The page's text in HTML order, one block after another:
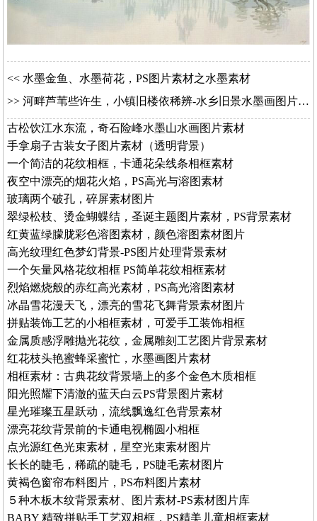
<< 水墨金鱼、水墨荷花，PS图片素材之水墨素材
>> 河畔芦苇些许生，小镇旧楼依稀辨-水乡旧景水墨画图片素材
古松饮江水东流，奇石险峰水墨山水画图片素材
手拿扇子古装女子图片素材（透明背景）
一个简洁的花纹相框，卡通花朵线条相框素材
夜空中漂亮的烟花火焰，PS高光与溶图素材
玻璃两个破孔，碎屏素材图片
翠绿松枝、烫金蝴蝶结，圣诞主题图片素材，PS背景素材
红黄蓝绿朦胧彩色溶图素材，颜色溶图素材图片
高光纹理红色梦幻背景-PS图片处理背景素材
一个矢量风格花纹相框 PS简单花纹相框素材
烈焰燃烧般的赤红高光素材，PS高光溶图素材
冰晶雪花漫天飞，漂亮的雪花飞舞背景素材图片
拼贴装饰工艺的小相框素材，可爱手工装饰相框
金属质感浮雕抛光花纹，金属雕刻工艺图片背景素材
红花枝头艳蜜蜂采蜜忙，水墨画图片素材
相框素材：古典花纹背景墙上的多个金色木质相框
阳光照耀下清澈的蓝天白云PS背景图片素材
星光璀璨五星跃动，流线飘逸红色背景素材
漂亮花纹背景前的卡通电视椭圆小相框
点光源红色光束素材，星空光束素材图片
长长的睫毛，稀疏的睫毛，PS睫毛素材图片
黄褐色窗帘布料图片，PS布料图片素材
５种木板木纹背景素材、图片素材-PS素材图片库
BABY 精致拼贴手工艺双相框，PS精美儿童相框素材